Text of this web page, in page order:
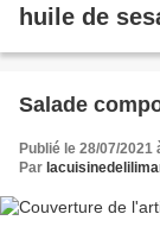
huile de
Salade
Publié le 28/07/2021
Par